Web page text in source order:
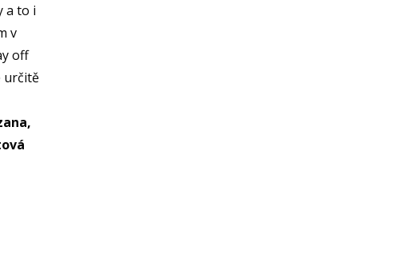
a to i
v
off
určitě